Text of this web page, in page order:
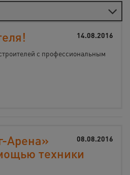
14.08.2016
с профессиональным
08.08.2016
Арена»
техники